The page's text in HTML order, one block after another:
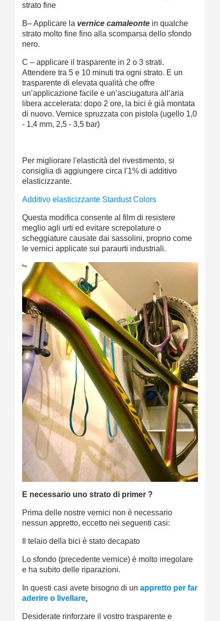
strato fine
B– Applicare la vernice camaleonte in qualche
strato molto fine fino alla scomparsa dello sfondo
nero.
C – applicare il trasparente in 2 o 3 strati.
Attendere tra 5 e 10 minuti tra ogni strato. E un
trasparente di elevata qualità che offre
un’applicazione facile e un’asciugatura all’aria
libera accelerata: dopo 2 ore, la bici è già montata
di nuovo. Vernice spruzzata con pistola (ugello 1,0
- 1,4 mm, 2,5 - 3,5 bar)
Per migliorare l'elasticità del rivestimento, si
consiglia di aggiungere circa l'1% di additivo
elasticizzante.
Additivo elasticizzante Stardust Colors
Questa modifica consente al film di resistere
meglio agli urti ed evitare screpolature o
scheggiature causate dai sassolini, proprio come
le vernici applicate sui paraurti industriali.
E necessario uno strato di primer ?
Prima delle nostre vernici non è necessario
nessun appretto, eccetto nei seguenti casi:
Il telaio della bici è stato decapato
Lo sfondo (precedente vernice) è molto irregolare
e ha subito delle riparazioni.
In questi casi avete bisogno di un appretto per far
aderire o livellare.
Desiderate rinforzare il vostro trasparente e